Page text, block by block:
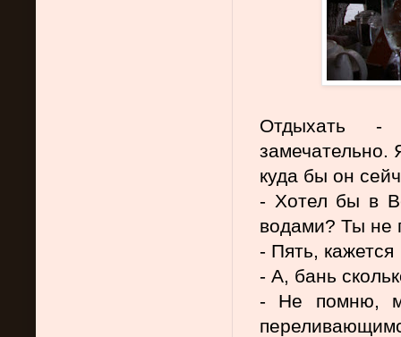
Отдыхать -
куда бы он
- Хотел бы в
водами? Ты не
- Пять, кажется
- А, бань
- Не помню,